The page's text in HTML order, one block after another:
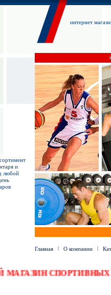
интернет
и
любой
Главная | О компании |
МАГАЗИН